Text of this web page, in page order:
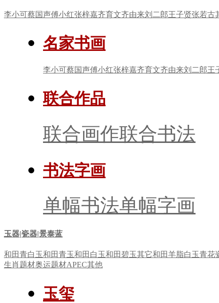
李小可蔡国声傅小红张梓嘉齐育文齐由来刘二郎王子贤张若古
名家书画
李小可蔡国声傅小红张梓嘉齐育文齐由来刘二郎王
联合作品
联合画作联合书法
书法字画
单幅书法单幅字画
玉器|瓷器|景泰蓝
和田青白玉和田青玉和田白玉和田碧玉其它和田羊脂白玉青花
生肖题材奥运题材APEC其他
玉玺